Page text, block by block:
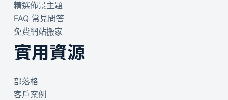
精選佈景主題
FAQ 常見問答
免費網站搬家
實用資源
部落格
客戶案例